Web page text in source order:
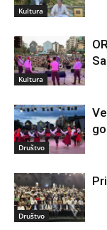
Kultura
Kultura
Društvo
Društvo